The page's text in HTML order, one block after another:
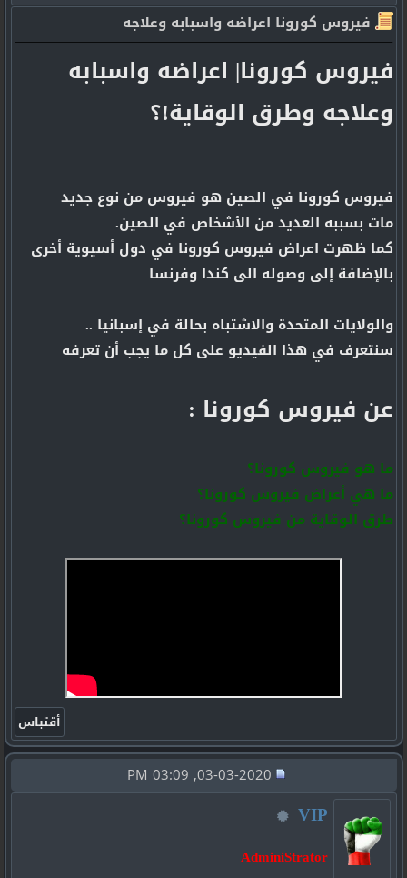
فيروس كورونا اعراضه واسبابه وعلاجه
فيروس كورونا| اعراضه واسبابه
وعلاجه وطرق الوقاية!؟
فيروس كورونا في الصين هو فيروس من نوع جديد
مات بسببه العديد من الأشخاص في الصين.
كما ظهرت اعراض فيروس كورونا في دول أسيوية أخرى
بالإضافة إلى وصوله الى كندا وفرنسا
والولايات المتحدة والاشتباه بحالة في إسبانيا ..
سنتعرف في هذا الفيديو على كل ما يجب أن تعرفه
عن فيروس كورونا :
ما هو فيروس كورونا؟
ما هي أعراض فيروس كورونا؟
طرق الوقاية من فيروس كورونا؟
VIP
AdminiStrator